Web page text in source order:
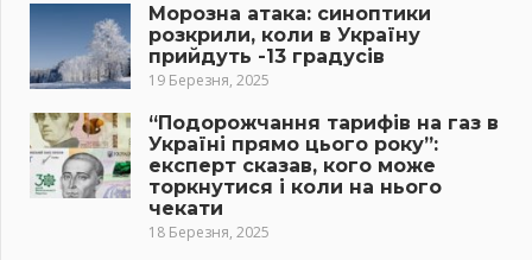
Морозна атака: синоптики
розкрили, коли в Україну
прийдуть -13 градусів
19 Березня, 2025
“Подорожчання тарифів на газ в
Україні прямо цього року”:
експерт сказав, кого може
торкнутися і коли на нього
чекати
18 Березня, 2025